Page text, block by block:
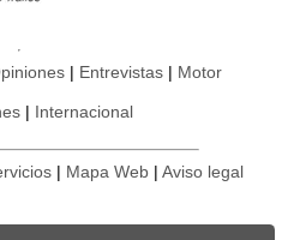
Entrevistas Motor
Internacional
Mapa Web Aviso legal